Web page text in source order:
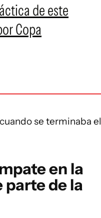
de este
Copa
se terminaba el
en la
parte de la